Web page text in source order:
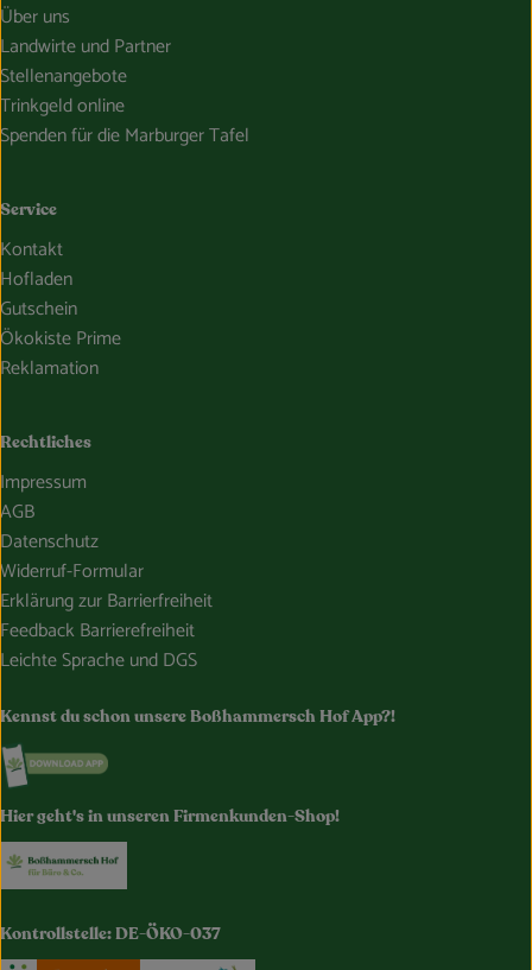
Über uns
Landwirte und Partner
Stellenangebote
Trinkgeld online
Spenden für die Marburger Tafel
Service
Kontakt
Hofladen
Gutschein
Ökokiste Prime
Reklamation
Rechtliches
Impressum
AGB
Datenschutz
Widerruf-Formular
Erklärung zur Barrierfreiheit
Feedback Barrierefreiheit
Leichte Sprache und DGS
Kennst du schon unsere Boßhammersch Hof App?!
Externer Link zu https://www.bosshammersch-
Hier geht's in unseren Firmenkunden-Shop!
Kontrollstelle: DE-ÖKO-037